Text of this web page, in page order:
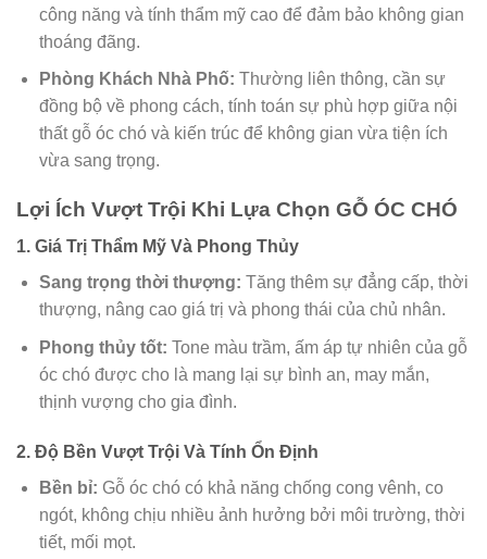
công năng và tính thẩm mỹ cao để đảm bảo không gian
thoáng đãng.
Phòng Khách Nhà Phố: Thường liên thông, cần sự
đồng bộ về phong cách, tính toán sự phù hợp giữa nội
thất gỗ óc chó và kiến trúc để không gian vừa tiện ích
vừa sang trọng.
Lợi Ích Vượt Trội Khi Lựa Chọn GỖ ÓC CHÓ
1. Giá Trị Thẩm Mỹ Và Phong Thủy
Sang trọng thời thượng: Tăng thêm sự đẳng cấp, thời
thượng, nâng cao giá trị và phong thái của chủ nhân.
Phong thủy tốt: Tone màu trầm, ấm áp tự nhiên của gỗ
óc chó được cho là mang lại sự bình an, may mắn,
thịnh vượng cho gia đình.
2. Độ Bền Vượt Trội Và Tính Ổn Định
Bền bỉ: Gỗ óc chó có khả năng chống cong vênh, co
ngót, không chịu nhiều ảnh hưởng bởi môi trường, thời
tiết, mối mọt.